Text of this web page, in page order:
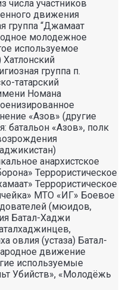
числа участников
движения
группа “Джамаат
молодежное
используемое
группа п.
татарский
Номана
«Азов» (другие
батальон «Азов», полк
анархистское
Террористическое
Террористическое
МТО «ИГ» Боевое
(мюидов,
Батал-Хаджи
овлия (устаза) Батал-
движение
используемые
Убийств», «Молодёжь